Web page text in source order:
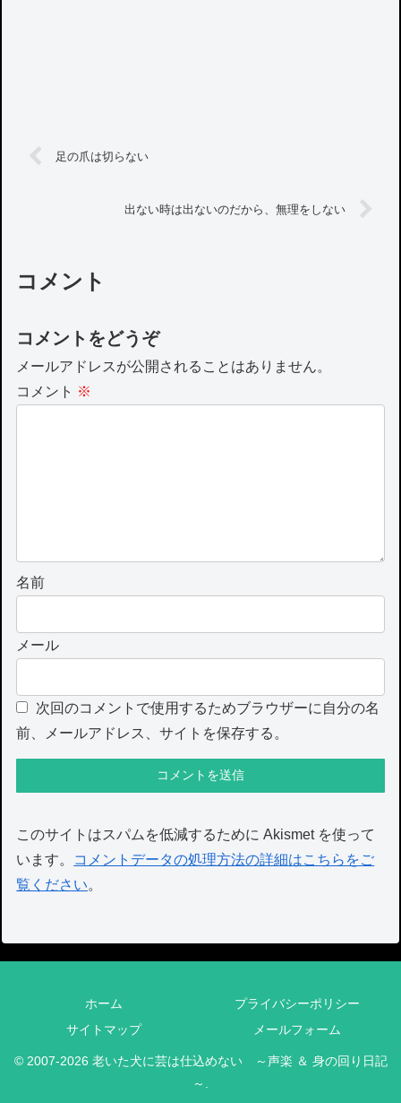
足の爪は切らない
出ない時は出ないのだから、無理をしない
コメント
コメントをどうぞ
メールアドレスが公開されることはありません。
コメント ※
名前
メール
次回のコメントで使用するためブラウザーに自分の名
前、メールアドレス、サイトを保存する。
このサイトはスパムを低減するために Akismet を使って
います。
コメントデータの処理方法の詳細はこちらをご
覧ください。
ホーム
プライバシーポリシー
サイトマップ
メールフォーム
© 2007-2026 老いた犬に芸は仕込めない ～声楽 ＆ 身の回り日記
～.